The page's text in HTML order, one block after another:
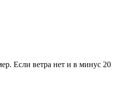
Если ветра нет и в минус 20